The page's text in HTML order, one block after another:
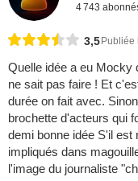
4 743
3,5Publiée
Quelle idée a eu Mocky
ne sait pas faire ! Et
durée on fait avec.
brochette d'acteurs qui
demi bonne idée S'il est
impliqués dans
l'image du journaliste